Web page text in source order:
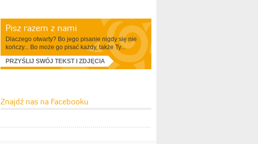
Pisz razem z nami
Dlaczego otwarty? Bo jego pisanie nigdy się nie
kończy... Bo może go pisać każdy, także Ty...
PRZYŚLIJ SWÓJ TEKST I ZDJĘCIA
Znajdź nas na Facebooku